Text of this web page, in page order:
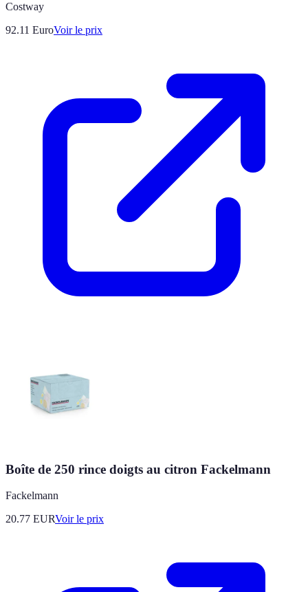
Costway
92.11 EuroVoir le prix
Boîte de 250 rince doigts au citron Fackelmann
Fackelmann
20.77 EURVoir le prix